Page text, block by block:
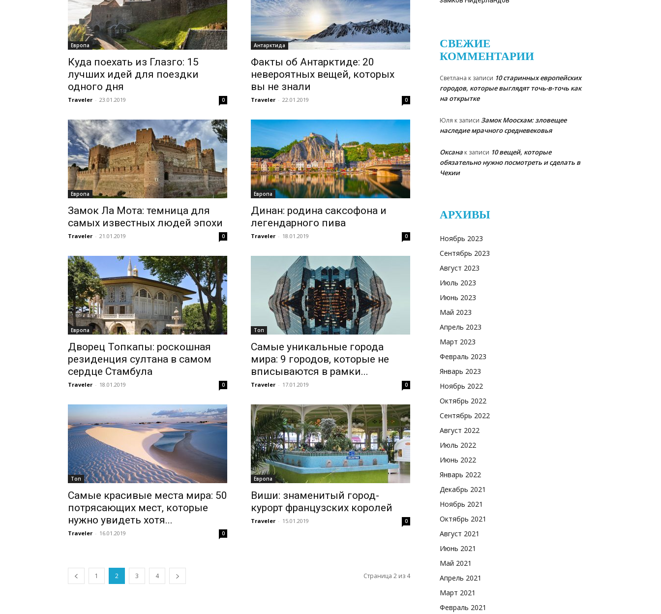
Европа
Куда поехать из Глазго: 15
лучших идей для поездки
одного дня
Traveler - 23.01.2019 0
Антарктида
Факты об Антарктиде: 20
невероятных вещей, которых
вы не знали
Traveler - 22.01.2019 0
Европа
Замок Ла Мота: темница для
самых известных людей эпохи
Traveler - 21.01.2019 0
Европа
Динан: родина саксофона и
легендарного пива
Traveler - 18.01.2019 0
Европа
Дворец Топкапы: роскошная
резиденция султана в самом
сердце Стамбула
Traveler - 18.01.2019 0
Топ
Самые уникальные города
мира: 9 городов, которые не
вписываются в рамки...
Traveler - 17.01.2019 0
Топ
Самые красивые места мира: 50
потрясающих мест, которые
нужно увидеть хотя...
Traveler - 16.01.2019 0
Европа
Виши: знаменитый город-
курорт французских королей
Traveler - 15.01.2019 0
1 2 3 4 Страница 2 из 4
СВЕЖИЕ
КОММЕНТАРИИ
Светлана к записи 10 старинных европейских
городов, которые выглядят точь-в-точь как
на открытке
Юля к записи Замок Моосхам: зловещее
наследие мрачного средневековья
Оксана к записи 10 вещей, которые
обязательно нужно посмотреть и сделать в
Чехии
АРХИВЫ
Ноябрь 2023
Сентябрь 2023
Август 2023
Июль 2023
Июнь 2023
Май 2023
Апрель 2023
Март 2023
Февраль 2023
Январь 2023
Ноябрь 2022
Октябрь 2022
Сентябрь 2022
Август 2022
Июль 2022
Июнь 2022
Январь 2022
Декабрь 2021
Ноябрь 2021
Октябрь 2021
Август 2021
Июнь 2021
Май 2021
Апрель 2021
Март 2021
Февраль 2021